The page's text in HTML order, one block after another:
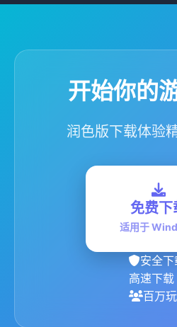
开始你的
润色版下载体验
免费下
适用于
安全下
高速下载
百万